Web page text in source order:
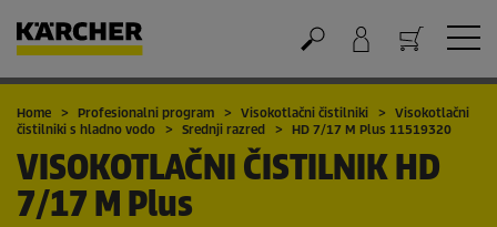
Nakupovalna košarica
Home Profesionalni program Visokotlačni čistilniki
Visokotlačni
čistilniki s hladno vodo
Srednji razred HD 7/17 M Plus 11519320
VISOKOTLAČNI ČISTILNIKHD
7/17 M Plus